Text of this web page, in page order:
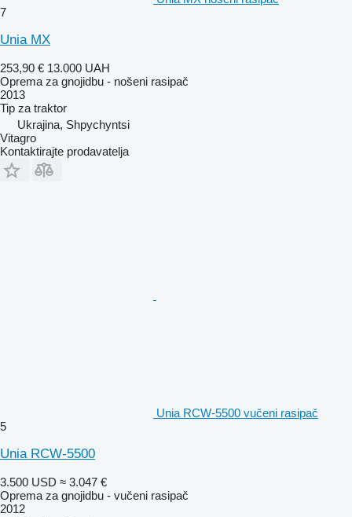
7
Unia MX
253,90 € 13.000 UAH
Oprema za gnojidbu - nošeni rasipač
2013
Tip za traktor
Ukrajina, Shpychyntsi
Vitagro
Kontaktirajte prodavatelja
Unia RCW-5500 vučeni rasipač
5
Unia RCW-5500
3.500 USD ≈ 3.047 €
Oprema za gnojidbu - vučeni rasipač
2012